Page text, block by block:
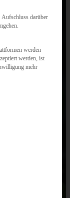
Aufschluss darüber
werden
werden, ist
mehr